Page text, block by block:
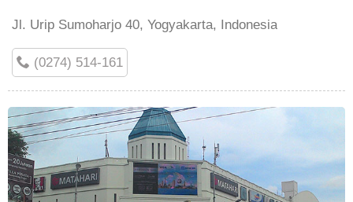
Jl. Urip Sumoharjo 40, Yogyakarta, Indonesia
(0274) 514-161